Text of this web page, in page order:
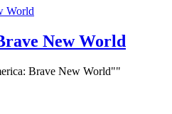
New World
Brave New World""